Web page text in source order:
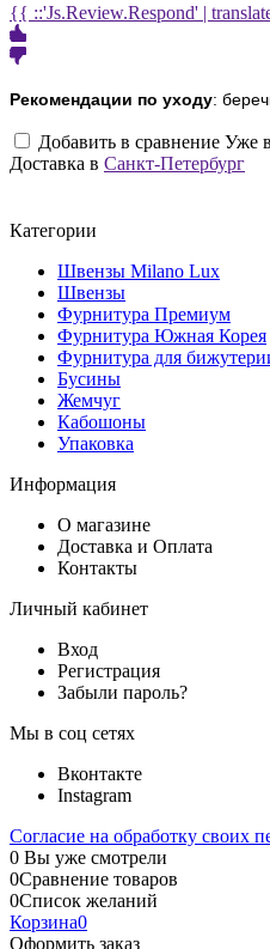
{{ ::'Js.Review.Respond' |
Рекомендации по уходу:
Добавить в сравнение Уже
Доставка в Санкт-Петербург
Категории
Швензы Milano Lux
Швензы
Фурнитура Премиум
Фурнитура Южная Корея
Фурнитура для
Бусины
Жемчуг
Кабошоны
Упаковка
Информация
О магазине
Доставка и Оплата
Контакты
Личный кабинет
Вход
Регистрация
Забыли пароль?
Мы в соц сетях
Вконтакте
Instagram
Согласие на обработку своих
0 Вы уже смотрели
0Сравнение товаров
0Список желаний
Корзина0
Оформить заказ